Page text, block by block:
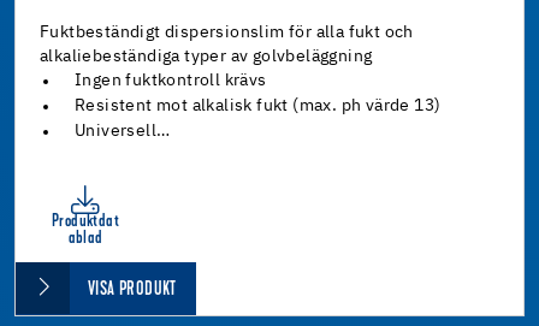
Fuktbeständigt dispersionslim för alla fukt och
alkaliebeständiga typer av golvbeläggning
Ingen fuktkontroll krävs
Resistent mot alkalisk fukt (max. ph värde 13)
Universell…
Produktdat
ablad
VISA PRODUKT